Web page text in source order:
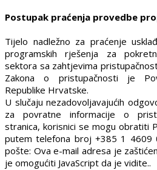
Postupak praćenja provedbe
Tijelo nadležno za praćenje
programskih rješenja za
sektora sa zahtjevima
Zakona o pristupačnosti je
Republike Hrvatske.
U slučaju nezadovoljavajućih
za povratne informacije o
stranica, korisnici se mogu obratiti
putem telefona broj +385 1 4609
pošte: Ova e-mail adresa je
je omogućiti JavaScript da je vidite..